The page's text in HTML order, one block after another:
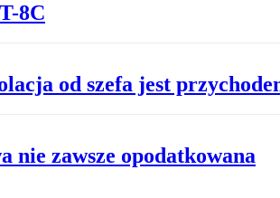
8C
od szefa jest
nie zawsze opodatkowana